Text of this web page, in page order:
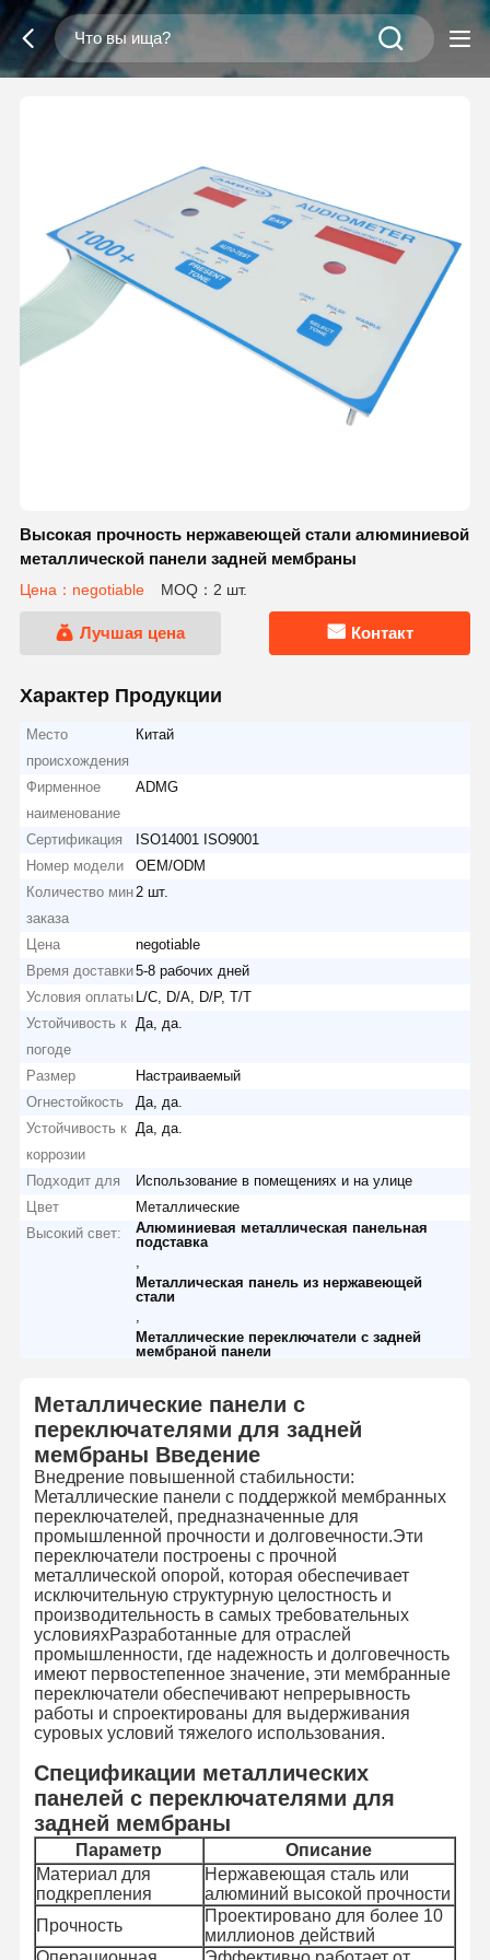
Высокая прочность нержавеющей стали алюминиевой
металлической панели задней мембраны
Цена：negotiable MOQ：2 шт.
Лучшая цена Контакт
Характер Продукции
Место
происхождения
Китай
Фирменное
наименование
ADMG
Сертификация
ISO14001 ISO9001
Номер модели
OEM/ODM
Количество мин
заказа
2 шт.
Цена
negotiable
Время доставки5-8 рабочих дней
Условия оплаты L/C, D/A, D/P, T/T
Устойчивость к
погоде
Да, да.
Размер
Настраиваемый
Огнестойкость
Да, да.
Устойчивость к
коррозии
Да, да.
Подходит для
Использование в помещениях и на улице
Цвет
Металлические
Высокий свет:
Алюминиевая металлическая панельная
подставка
Металлическая панель из нержавеющей
стали
Металлические переключатели с задней
мембраной панели
Металлические панели с
переключателями для задней
мембраны Введение
Внедрение повышенной стабильности:
Металлические панели с поддержкой мембранных
переключателей, предназначенные для
промышленной прочности и долговечности.Эти
переключатели построены с прочной
металлической опорой, которая обеспечивает
исключительную структурную целостность и
производительность в самых требовательных
условияхРазработанные для отраслей
промышленности, где надежность и долговечность
имеют первостепенное значение, эти мембранные
переключатели обеспечивают непрерывность
работы и спроектированы для выдерживания
суровых условий тяжелого использования.
Спецификации металлических
панелей с переключателями для
задней мембраны
Параметр
Описание
Материал для
подкрепления
Нержавеющая сталь или
алюминий высокой прочности
Прочность
Проектировано для более 10
миллионов действий